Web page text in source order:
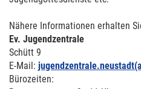
Nähere Informationen erhalten
Ev. Jugendzentrale
Schütt 9
E-Mail:
Bürozeiten: